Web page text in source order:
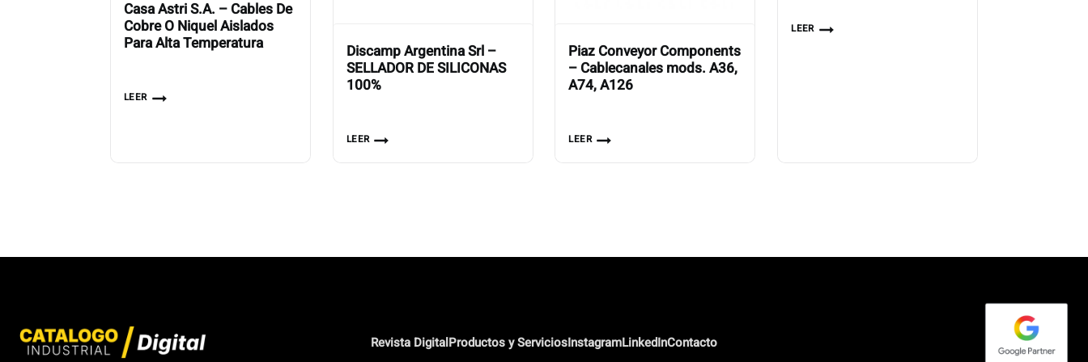
Casa Astri S.A. – Cables De
Cobre O Niquel Aislados
Para Alta Temperatura
LEER
Discamp Argentina Srl –
SELLADOR DE SILICONAS
100%
LEER
Piaz Conveyor Components
– Cablecanales mods. A36,
A74, A126
LEER
LEER
Revista DigitalProductos y ServiciosInstagramLinkedInContacto